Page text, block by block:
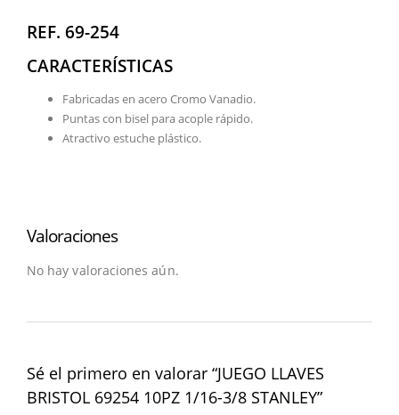
REF. 69-254
CARACTERÍSTICAS
Fabricadas en acero Cromo Vanadio.
Puntas con bisel para acople rápido.
Atractivo estuche plástico.
Valoraciones
No hay valoraciones aún.
Sé el primero en valorar “JUEGO LLAVES
BRISTOL 69254 10PZ 1/16-3/8 STANLEY”